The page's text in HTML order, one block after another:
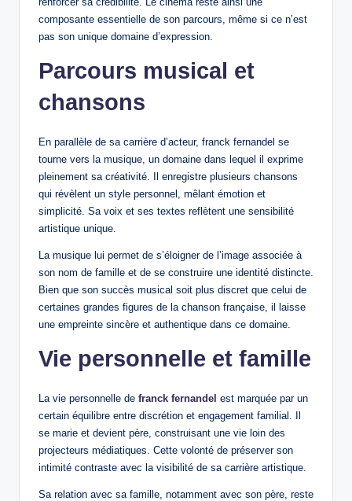
composante essentielle de son parcours, même si ce n’est
pas son unique domaine d’expression.
Parcours musical et
chansons
En parallèle de sa carrière d’acteur, franck fernandel se
tourne vers la musique, un domaine dans lequel il exprime
pleinement sa créativité. Il enregistre plusieurs chansons
qui révèlent un style personnel, mêlant émotion et
simplicité. Sa voix et ses textes reflètent une sensibilité
artistique unique.
La musique lui permet de s’éloigner de l’image associée à
son nom de famille et de se construire une identité distincte.
Bien que son succès musical soit plus discret que celui de
certaines grandes figures de la chanson française, il laisse
une empreinte sincère et authentique dans ce domaine.
Vie personnelle et famille
La vie personnelle de franck fernandel est marquée par un
certain équilibre entre discrétion et engagement familial. Il
se marie et devient père, construisant une vie loin des
projecteurs médiatiques. Cette volonté de préserver son
intimité contraste avec la visibilité de sa carrière artistique.
Sa relation avec sa famille, notamment avec son père, reste